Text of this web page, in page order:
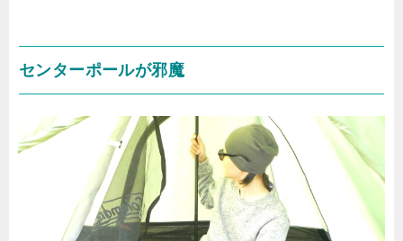
センターポールが邪魔